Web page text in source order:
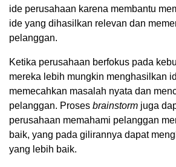
ide perusahaan karena membantu
ide yang dihasilkan relevan dan
pelanggan.
Ketika perusahaan berfokus pada
mereka lebih mungkin menghasilkan
memecahkan masalah nyata dan
pelanggan. Proses brainstorm juga
perusahaan memahami pelanggan
baik, yang pada gilirannya dapat
yang lebih baik.